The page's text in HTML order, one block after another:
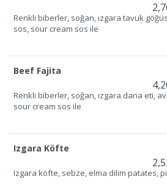
Renkli biberler, soğan, ızgara tavuk
sos, sour cream sos ile
Beef Fajita
Renkli biberler, soğan, ızgara dana eti,
sour cream sos ile
Izgara Köfte
Izgara köfte, sebze, elma dilim patates,